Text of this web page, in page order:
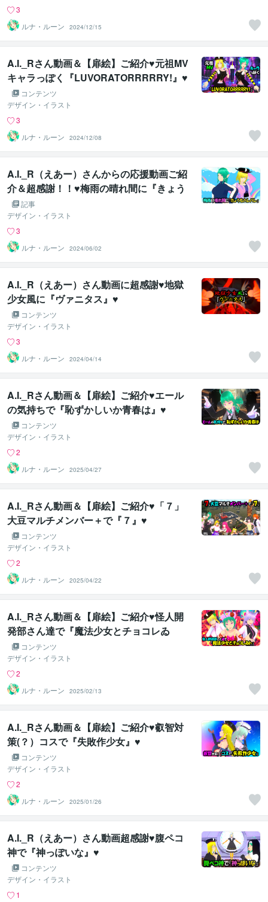
3
ルナ・ルーン
2024/12/15
A.I._Rさん動画＆【扉絵】ご紹介♥元祖MV
キャラっぽく『LUVORATORRRRRY!』♥
コンテンツ
デザイン・イラスト
3
ルナ・ルーン
2024/12/08
A.I._R（えあー）さんからの応援動画ご紹
介＆超感謝！！♥梅雨の晴れ間に『きょう
もハレバレ』♥
記事
デザイン・イラスト
3
ルナ・ルーン
2024/06/02
A.I._R（えあー）さん動画に超感謝♥地獄
少女風に『ヴァニタス』♥
コンテンツ
デザイン・イラスト
3
ルナ・ルーン
2024/04/14
A.I._Rさん動画＆【扉絵】ご紹介♥エール
の気持ちで『恥ずかしいか青春は』♥
コンテンツ
デザイン・イラスト
2
ルナ・ルーン
2025/04/27
A.I._Rさん動画＆【扉絵】ご紹介♥「７」
大豆マルチメンバー＋で『７』♥
コンテンツ
デザイン・イラスト
2
ルナ・ルーン
2025/04/22
A.I._Rさん動画＆【扉絵】ご紹介♥怪人開
発部さん達で『魔法少女とチョコレゐ
ト』』♥
コンテンツ
デザイン・イラスト
2
ルナ・ルーン
2025/02/13
A.I._Rさん動画＆【扉絵】ご紹介♥叡智対
策(？）コスで『失敗作少女』♥
コンテンツ
デザイン・イラスト
2
ルナ・ルーン
2025/01/26
A.I._R（えあー）さん動画超感謝♥腹ペコ
神で『神っぽいな』♥
コンテンツ
デザイン・イラスト
1